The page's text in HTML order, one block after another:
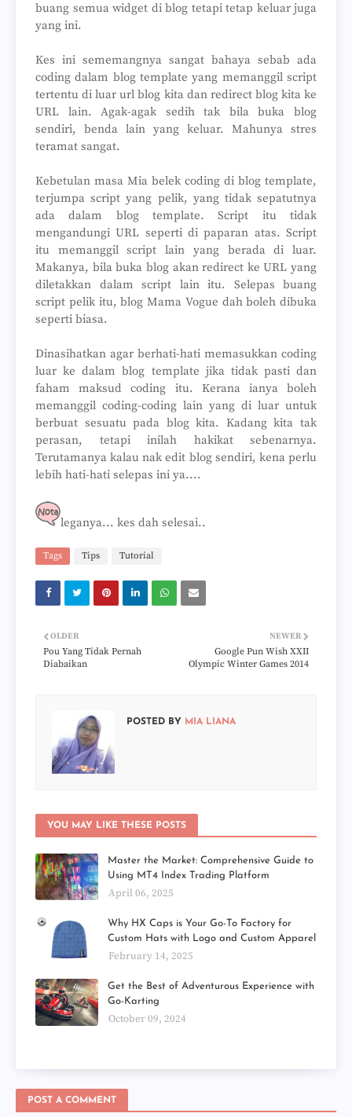
buang semua widget di blog tetapi tetap keluar juga
yang ini.
Kes ini sememangnya sangat bahaya sebab ada
coding dalam blog template yang memanggil script
tertentu di luar url blog kita dan redirect blog kita ke
URL lain. Agak-agak sedih tak bila buka blog
sendiri, benda lain yang keluar. Mahunya stres
teramat sangat.
Kebetulan masa Mia belek coding di blog template,
terjumpa script yang pelik, yang tidak sepatutnya
ada dalam blog template. Script itu tidak
mengandungi URL seperti di paparan atas. Script
itu memanggil script lain yang berada di luar.
Makanya, bila buka blog akan redirect ke URL yang
diletakkan dalam script lain itu. Selepas buang
script pelik itu, blog Mama Vogue dah boleh dibuka
seperti biasa.
Dinasihatkan agar berhati-hati memasukkan coding
luar ke dalam blog template jika tidak pasti dan
faham maksud coding itu. Kerana ianya boleh
memanggil coding-coding lain yang di luar untuk
berbuat sesuatu pada blog kita. Kadang kita tak
perasan, tetapi inilah hakikat sebenarnya.
Terutamanya kalau nak edit blog sendiri, kena perlu
lebih hati-hati selepas ini ya....
leganya... kes dah selesai..
Tags Tips Tutorial
NEWER
Google Pun Wish XXII
Olympic Winter Games 2014
OLDER
Pou Yang Tidak Pernah
Diabaikan
POSTED BY MIA LIANA
YOU MAY LIKE THESE POSTS
Master the Market: Comprehensive Guide to
Using MT4 Index Trading Platform
April 06, 2025
Why HX Caps is Your Go-To Factory for
Custom Hats with Logo and Custom Apparel
February 14, 2025
Get the Best of Adventurous Experience with
Go-Karting
October 09, 2024
POST A COMMENT